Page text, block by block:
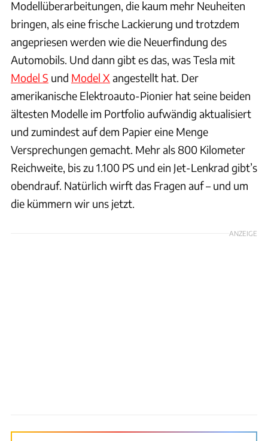
Modellüberarbeitungen, die kaum mehr Neuheiten
bringen, als eine frische Lackierung und trotzdem
angepriesen werden wie die Neuerfindung des
Automobils. Und dann gibt es das, was Tesla mit
Model S und Model X angestellt hat. Der
amerikanische Elektroauto-Pionier hat seine beiden
ältesten Modelle im Portfolio aufwändig aktualisiert
und zumindest auf dem Papier eine Menge
Versprechungen gemacht. Mehr als 800 Kilometer
Reichweite, bis zu 1.100 PS und ein Jet-Lenkrad gibt’s
obendrauf. Natürlich wirft das Fragen auf – und um
die kümmern wir uns jetzt.
ANZEIGE